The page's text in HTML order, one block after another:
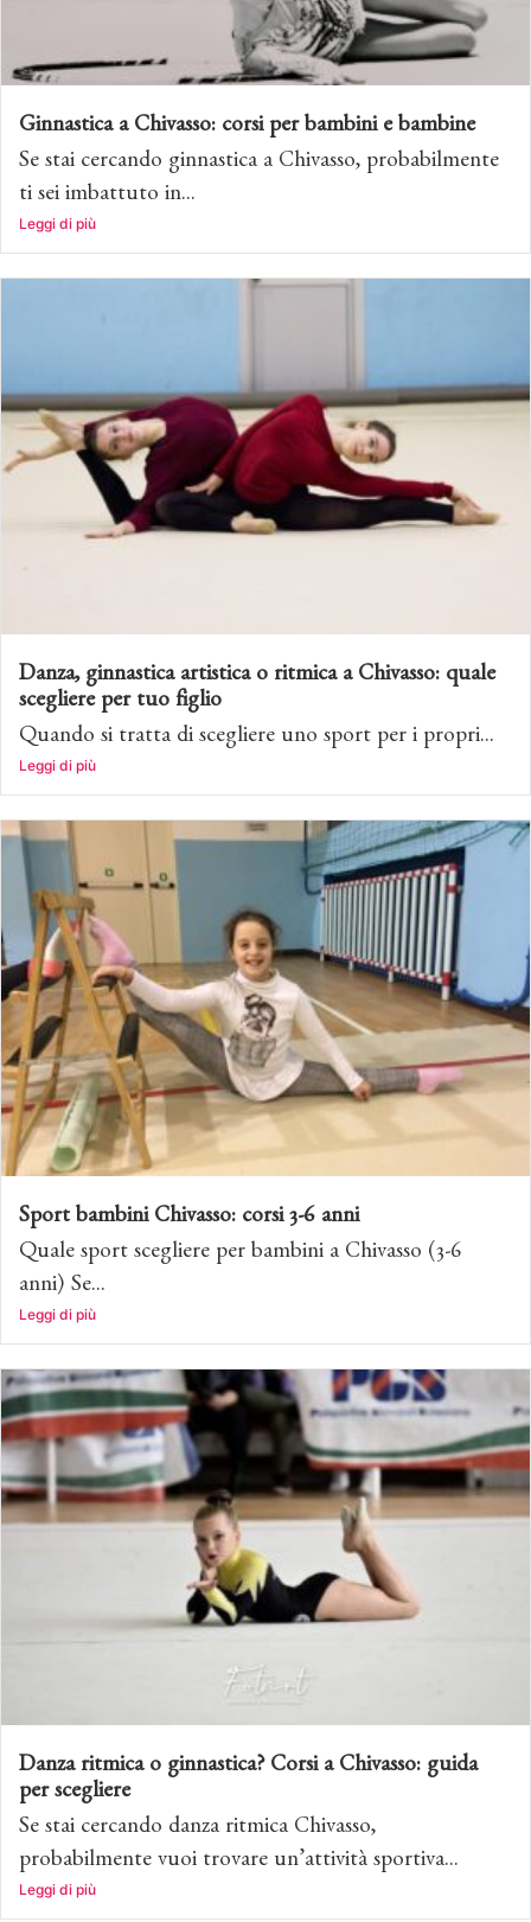
Ginnastica a Chivasso: corsi per bambini e bambine
Se stai cercando ginnastica a Chivasso, probabilmente
ti sei imbattuto in...
Leggi di più
Danza, ginnastica artistica o ritmica a Chivasso: quale
scegliere per tuo figlio
Quando si tratta di scegliere uno sport per i propri...
Leggi di più
Sport bambini Chivasso: corsi 3-6 anni
Quale sport scegliere per bambini a Chivasso (3-6
anni) Se...
Leggi di più
Danza ritmica o ginnastica? Corsi a Chivasso: guida
per scegliere
Se stai cercando danza ritmica Chivasso,
probabilmente vuoi trovare un’attività sportiva...
Leggi di più